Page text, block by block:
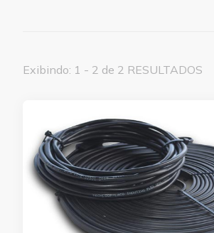
Exibindo: 1 - 2 de 2 RESULTADOS